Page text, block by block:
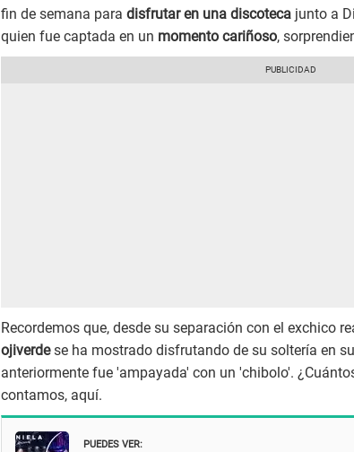
fin de semana para disfrutar en una discoteca junto a
quien fue captada en un momento cariñoso,
Recordemos que, desde su separación con el exchico
ojiverdese ha mostrado disfrutando de su soltería en
anteriormente fue 'ampayada' con un 'chibolo'.
contamos, aquí.
PUEDES VER: